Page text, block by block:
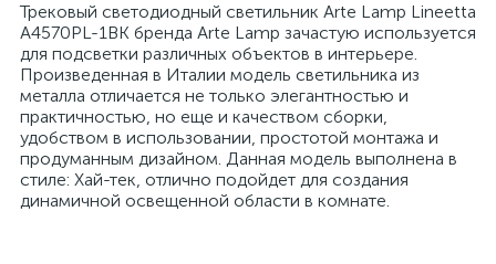
Трековый светодиодный светильник Arte Lamp Lineetta
A4570PL-1BK бренда Arte Lamp зачастую используется
для подсветки различных объектов в интерьере.
Произведенная в Италии модель светильника из
металла отличается не только элегантностью и
практичностью, но еще и качеством сборки,
удобством в использовании, простотой монтажа и
продуманным дизайном. Данная модель выполнена в
стиле: Хай-тек, отлично подойдет для создания
динамичной освещенной области в комнате.